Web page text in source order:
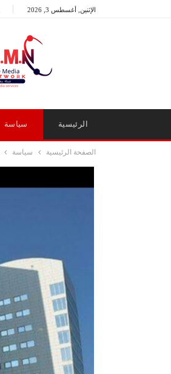
الإثنين, أغسطس 3, 2026
الرئيسية سياسة
الصفحة الرئيسية سياسة